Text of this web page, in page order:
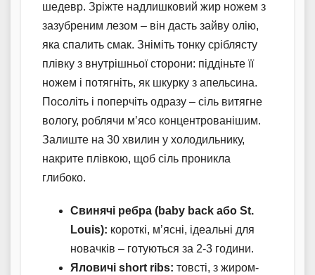
шедевр. Зріжте надлишковий жир ножем з
зазубреним лезом – він дасть зайву олію,
яка спалить смак. Зніміть тонку сріблясту
плівку з внутрішньої сторони: піддіньте її
ножем і потягніть, як шкурку з апельсина.
Посоліть і поперчіть одразу – сіль витягне
вологу, роблячи м’ясо концентрованішим.
Залиште на 30 хвилин у холодильнику,
накрите плівкою, щоб сіль проникла
глибоко.
Свинячі ребра (baby back або St.
Louis): короткі, м’ясні, ідеальні для
новачків – готуються за 2-3 години.
Яловичі short ribs: товсті, з жиром-